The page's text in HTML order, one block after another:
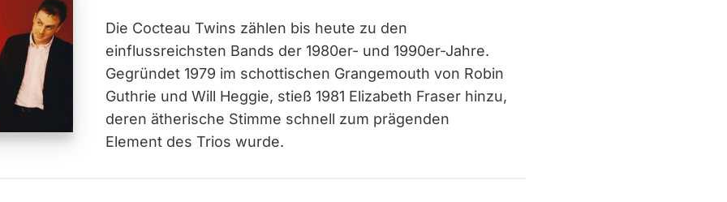
Die Cocteau Twins zählen bis heute zu den
einflussreichsten Bands der 1980er- und 1990er-Jahre.
Gegründet 1979 im schottischen Grangemouth von Robin
Guthrie und Will Heggie, stieß 1981 Elizabeth Fraser hinzu,
deren ätherische Stimme schnell zum prägenden
Element des Trios wurde.